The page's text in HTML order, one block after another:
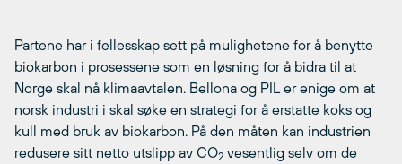
Partene har i fellesskap sett på mulighetene for å benytte
biokarbon i prosessene som en løsning for å bidra til at
Norge skal nå klimaavtalen. Bellona og PIL er enige om at
norsk industri i skal søke en strategi for å erstatte koks og
kull med bruk av biokarbon. På den måten kan industrien
redusere sitt netto utslipp av CO2 vesentlig selv om de